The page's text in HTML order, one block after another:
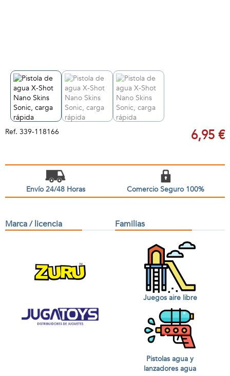
Ref. 339-118166 6,95 €
Envío 24/48 Horas Comercio Seguro 100%
Marca / licencia Familias
Juegos aire libre
Pistolas agua y
lanzadores agua